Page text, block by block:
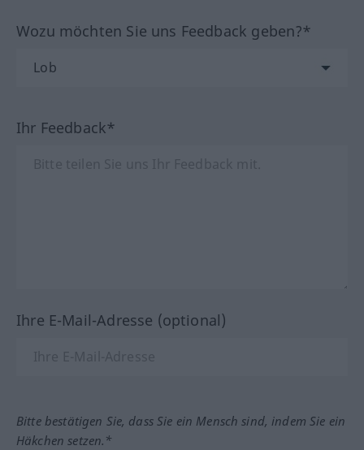
Wozu möchten Sie uns Feedback geben?*
Ihr Feedback*
Ihre E-Mail-Adresse (optional)
Bitte bestätigen Sie, dass Sie ein Mensch sind, indem Sie ein
Häkchen setzen.*